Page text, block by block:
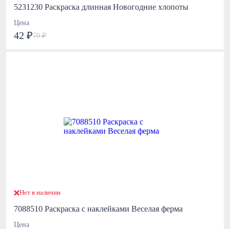
5231230 Раскраска длинная Новогодние хлопоты
Цена
42 ₽70 ₽
Нет в наличии
7088510 Раскраска с наклейками Веселая ферма
Цена